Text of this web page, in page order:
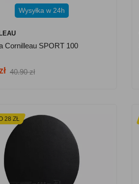
Wysyłka w 24h
Cornilleau SPORT 100
40.90 zł
28 ZŁ